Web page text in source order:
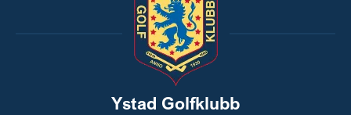
Ystad Golfklubb